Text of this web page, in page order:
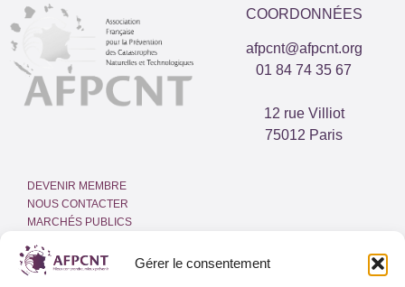
Gérer le consentement
COORDONNÉES
afpcnt@afpcnt.org
01 84 74 35 67
12 rue Villiot
75012 Paris
DEVENIR MEMBRE
NOUS CONTACTER
MARCHÉS PUBLICS
INTRANET